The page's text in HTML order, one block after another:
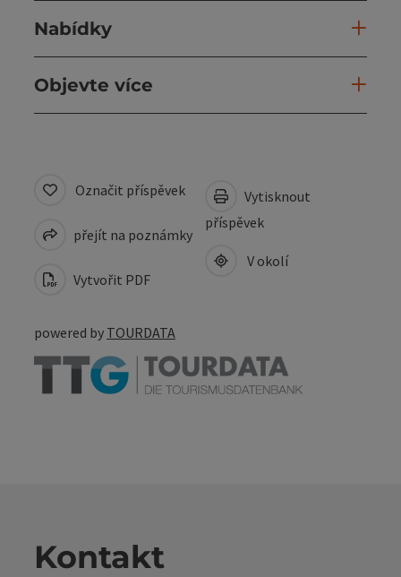
Nabídky
Objevte více
Označit příspěvek
přejít na poznámky
Vytvořit PDF
Vytisknout
příspěvek
V okolí
powered by TOURDATA
Kontakt